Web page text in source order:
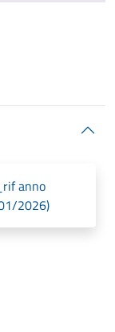
anno
2026)